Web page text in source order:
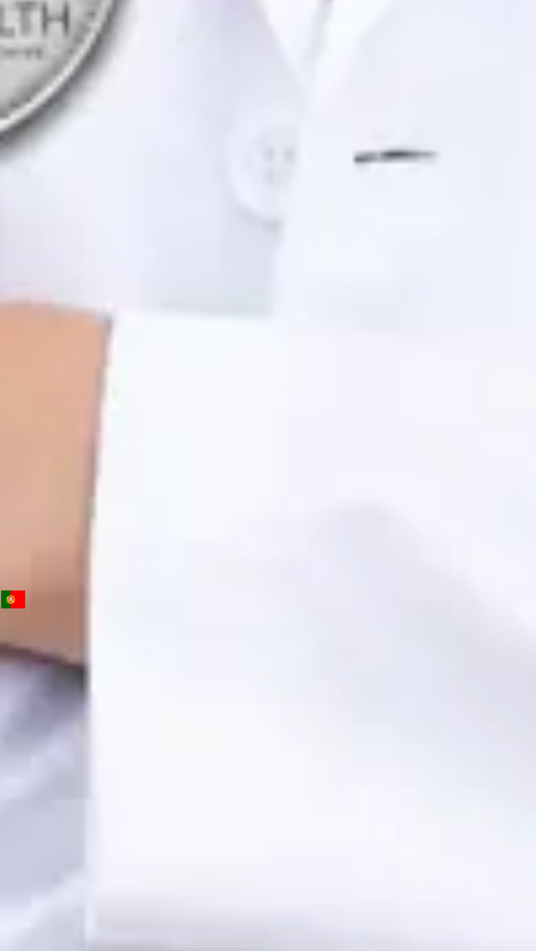
PT
Consulta de Psicologia
Dra. Joana Branco Maia
General Division
Marcar consulta
Beatriz Carvalho